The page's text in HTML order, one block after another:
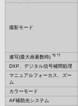
撮影モード
連写(最大画素数時) *6 *7
DXP、デジタル信号補間処理
マニュアルフォーカス、ズー
ム
カラーモード
AF補助光システム